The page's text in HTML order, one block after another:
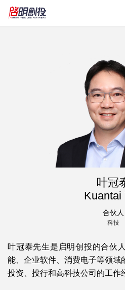
叶冠
Kuantai
合伙人
科技
叶冠泰先生是启明创投的合伙
能、企业软件、消费电子等领域
投资、投行和高科技公司的工作